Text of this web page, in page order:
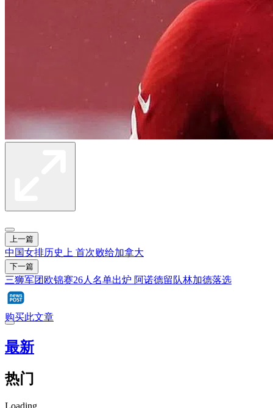
上一篇
中国女排历史上 首次败给加拿大
下一篇
三狮军团欧锦赛26人名单出炉 阿诺德留队林加德落选
购买此文章
最新
热门
Loading...